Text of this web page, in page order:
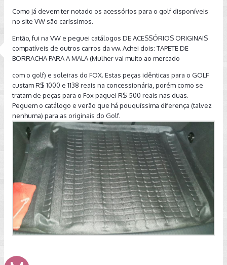
Como já devem ter notado os acessórios para o golf disponíveis
no site VW são caríssimos.
Então, fui na VW e peguei catálogos DE ACESSÓRIOS ORIGINAIS
compatíveis de outros carros da vw. Achei dois: TAPETE DE
BORRACHA PARA A MALA (Mulher vai muito ao mercado
com o golf) e soleiras do FOX. Estas peças idênticas para o GOLF
custam R$ 1000 e 1138 reais na concessionária, porém como se
tratam de peças para o Fox paguei R$ 500 reais nas duas.
Peguem o catálogo e verão que há pouquíssima diferença (talvez
nenhuma) para as originais do Golf.